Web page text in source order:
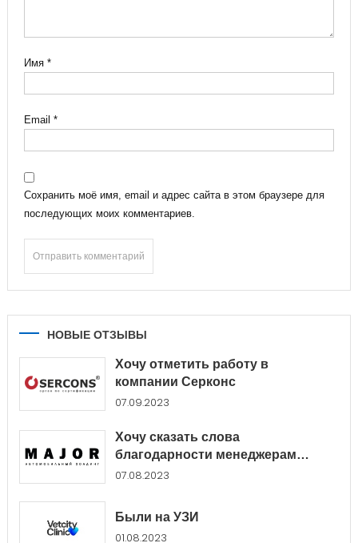
Имя *
Email *
Сохранить моё имя, email и адрес сайта в этом браузере для
последующих моих комментариев.
НОВЫЕ ОТЗЫВЫ
Хочу отметить работу в
компании Серконс
07.09.2023
Хочу сказать слова
благодарности менеджерам
Major...
07.08.2023
Были на УЗИ
01.08.2023